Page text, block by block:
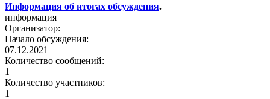
Информация об итогах обсуждения.
информация
Организатор:
Начало обсуждения:
07.12.2021
Количество сообщений:
1
Количество участников:
1